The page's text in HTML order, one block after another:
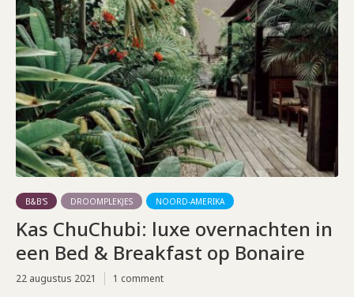
B&B'S DROOMPLEKJES NOORD-AMERIKA
Kas ChuChubi: luxe overnachten in
een Bed & Breakfast op Bonaire
22 augustus 2021 1 comment